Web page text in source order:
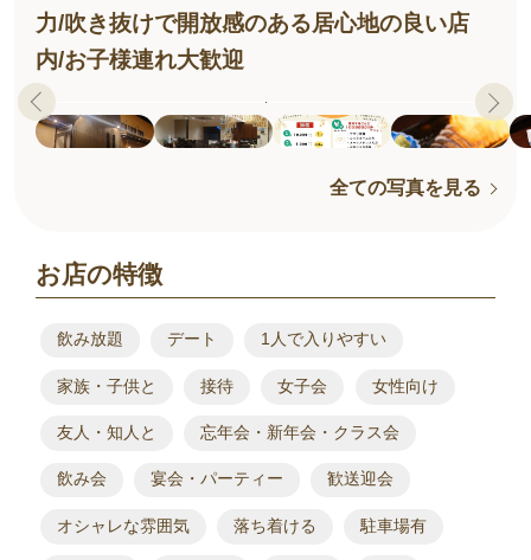
力/吹き抜けで開放感のある居心地の良い店
内/お子様連れ大歓迎
全ての写真を見る
お店の特徴
飲み放題 デート 1人で入りやすい
家族・子供と 接待 女子会 女性向け
友人・知人と 忘年会・新年会・クラス会
飲み会 宴会・パーティー 歓送迎会
オシャレな雰囲気 落ち着ける 駐車場有